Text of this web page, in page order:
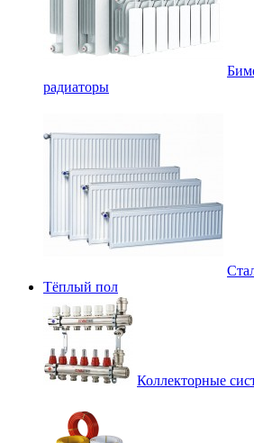
радиаторы
Тёплый пол
Коллекторные